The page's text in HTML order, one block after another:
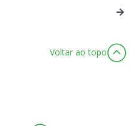
Voltar ao topo